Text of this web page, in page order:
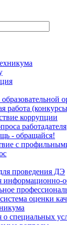
работа
коррупции
работадателя
- обращайся!
с
проведения ДЭ
информационно-
оценки
специальных